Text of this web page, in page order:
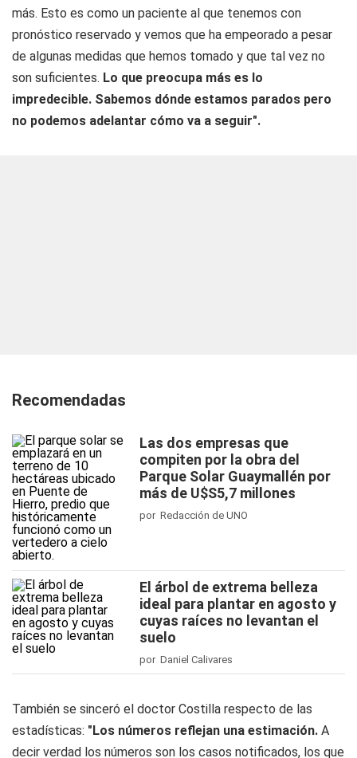
más. Esto es como un paciente al que tenemos con
pronóstico reservado y vemos que ha empeorado a pesar
de algunas medidas que hemos tomado y que tal vez no
son suficientes. Lo que preocupa más es lo
impredecible. Sabemos dónde estamos parados pero
no podemos adelantar cómo va a seguir".
Recomendadas
Las dos empresas que
compiten por la obra del
Parque Solar Guaymallén por
más de U$S5,7 millones
por Redacción de UNO
El árbol de extrema belleza
ideal para plantar en agosto y
cuyas raíces no levantan el
suelo
por Daniel Calivares
También se sinceró el doctor Costilla respecto de las
estadísticas: "Los números reflejan una estimación. A
decir verdad los números son los casos notificados, los que